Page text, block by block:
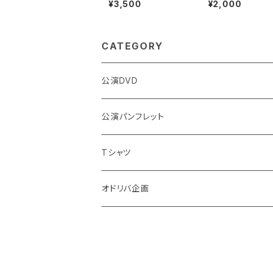
¥3,500 ¥2,000
CATEGORY
公演DVD
公演パンフレット
Tシャツ
オドリバ企画